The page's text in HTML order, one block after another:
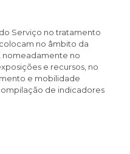
Serviço no tratamento
no âmbito da
nomeadamente no
e recursos, no
e mobilidade
de indicadores